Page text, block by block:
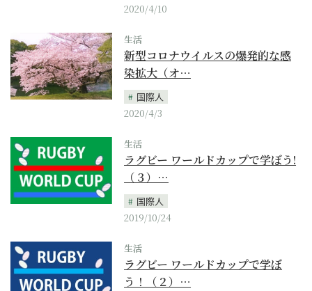
2020/4/10
生活
新型コロナウイルスの爆発的な感
染拡大（オ…
国際人
2020/4/3
生活
ラグビー ワールドカップで学ぼう!
（３）…
国際人
2019/10/24
生活
ラグビー ワールドカップで学ぼ
う！（２）…